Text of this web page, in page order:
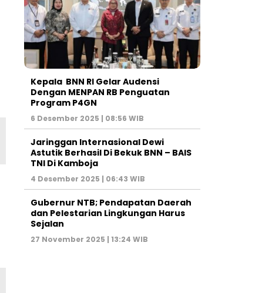
Kepala BNN RI Gelar Audensi
Dengan MENPAN RB Penguatan
Program P4GN
6 Desember 2025 | 08:56 WIB
Jaringgan Internasional Dewi
Astutik Berhasil Di Bekuk BNN – BAIS
TNI Di Kamboja
4 Desember 2025 | 06:43 WIB
Gubernur NTB; Pendapatan Daerah
dan Pelestarian Lingkungan Harus
Sejalan
27 November 2025 | 13:24 WIB